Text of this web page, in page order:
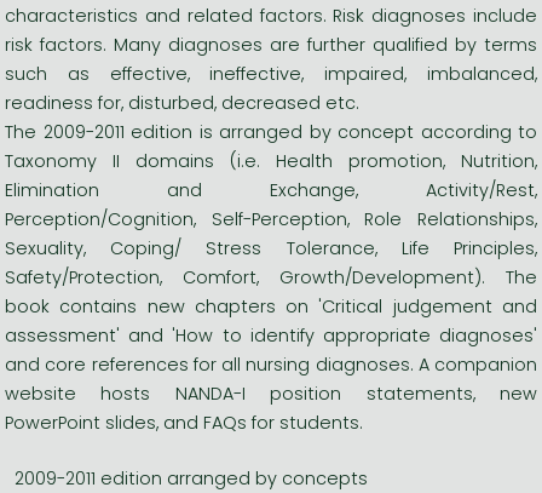
characteristics and related factors. Risk diagnoses include
risk factors. Many diagnoses are further qualified by terms
such as effective, ineffective, impaired, imbalanced,
readiness for, disturbed, decreased etc.
The 2009-2011 edition is arranged by concept according to
Taxonomy II domains (i.e. Health promotion, Nutrition,
Elimination and Exchange, Activity/Rest,
Perception/Cognition, Self-Perception, Role Relationships,
Sexuality, Coping/ Stress Tolerance, Life Principles,
Safety/Protection, Comfort, Growth/Development). The
book contains new chapters on 'Critical judgement and
assessment' and 'How to identify appropriate diagnoses'
and core references for all nursing diagnoses. A companion
website hosts NANDA-I position statements, new
PowerPoint slides, and FAQs for students.
2009-2011 edition arranged by concepts